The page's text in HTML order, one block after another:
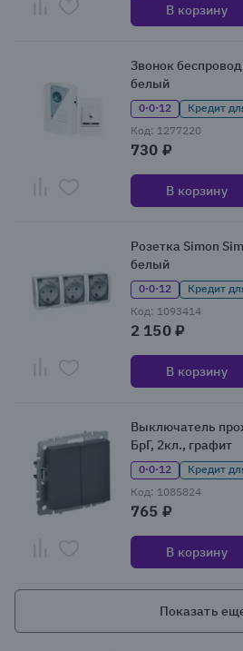
В корзину
Звонок
белый
0·0·12
Кредит
Код: 1277220
730 ₽
В корзину
Розетка Simon
белый
0·0·12
Кредит
Код: 1093414
2 150 ₽
В корзину
Выключатель
БрГ, 2кл., графит
0·0·12
Кредит
Код: 1085824
765 ₽
В корзину
Показать